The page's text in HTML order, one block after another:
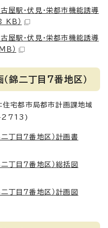
屋駅・伏見・栄都市機能誘導
KB）
屋駅・伏見・栄都市機能誘導
）
錦二丁目7番地区）
住宅都市局都市計画課地域
2713)
丁目7番地区）計画書
丁目7番地区）総括図
丁目7番地区）計画図